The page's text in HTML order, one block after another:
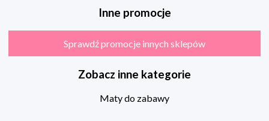
Inne promocje
Sprawdź promocje innych sklepów
Zobacz inne kategorie
Maty do zabawy